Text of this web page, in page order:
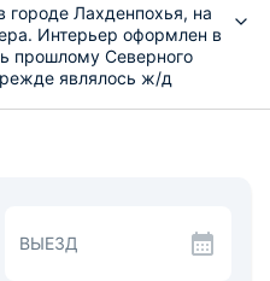
Лахденпохья, на
Интерьер оформлен в
прошлому Северного
являлось ж/д
отлично подойдет
халаты
средства личной
ВЫЕЗД